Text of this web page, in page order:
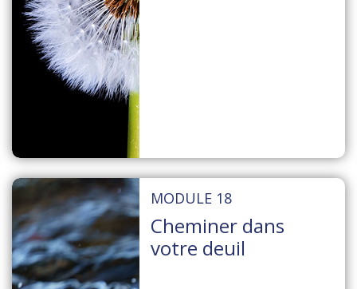
MODULE 18
Cheminer dans
votre deuil